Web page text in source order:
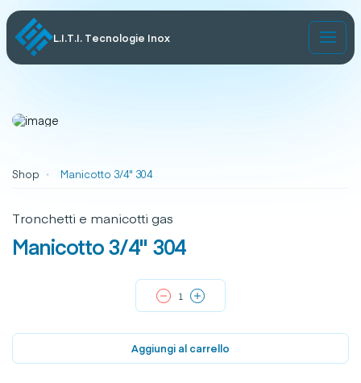
L.I.T.I. Tecnologie Inox
Shop Manicotto 3/4" 304
Tronchetti e manicotti gas
Manicotto 3/4" 304
Aggiungi al carrello